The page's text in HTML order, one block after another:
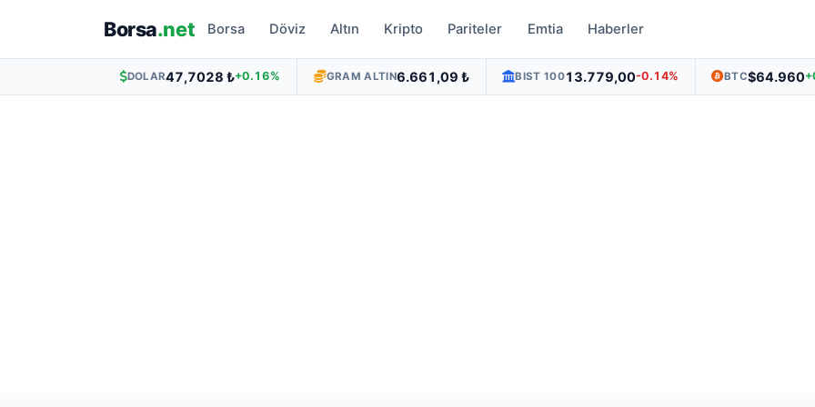
Borsa.net Borsa Döviz Altın Kripto Pariteler Emtia Haberler
DOLAR47,7028 ₺+0.16% GRAM ALTIN6.661,09 ₺ BIST 10013.779,00-0.14% BTC$64.960